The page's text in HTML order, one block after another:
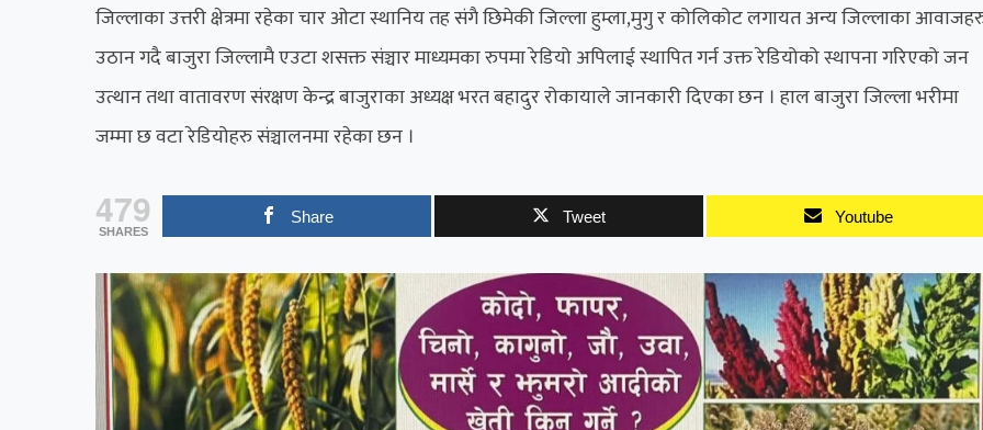
जिल्लाका उत्तरी क्षेत्रमा रहेका चार ओटा स्थानिय तह संगै छिमेकी जिल्ला हुम्ला,मुगु र कोलिकोट लगायत अन्य जिल्लाका
उठान गदै बाजुरा जिल्लामै एउटा शसक्त संञ्चार माध्यमका रुपमा रेडियो अपिलाई स्थापित गर्न उक्त रेडियोको स्थापना गरिएको जन
उत्थान तथा वातावरण संरक्षण केन्द्र बाजुराका अध्यक्ष भरत बहादुर रोकायाले जानकारी दिएका छन । हाल बाजुरा जिल्ला भरीमा
जम्मा छ वटा रेडियोहरु संञ्चालनमा रहेका छन ।
479
SHARES
Share Tweet Youtube